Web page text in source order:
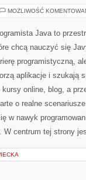
MOŻLIWOŚĆ
Java to
chcą nauczyć się
programistyczną,
aplikacje i szukają
kursy online, blog, a
o realne
w nawyk
W centrum tej strony